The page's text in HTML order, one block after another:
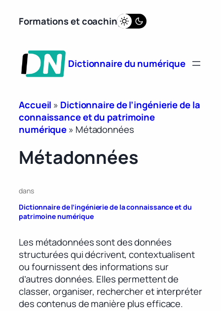
Formations et coaching
Dictionnaire du numérique
Accueil » Dictionnaire de l’ingénierie de la
connaissance et du patrimoine
numérique» Métadonnées
Métadonnées
dans
Dictionnaire de l’ingénierie de la connaissance et du
patrimoine numérique
Les métadonnées sont des données
structurées qui décrivent, contextualisent
ou fournissent des informations sur
d’autres données. Elles permettent de
classer, organiser, rechercher et interpréter
des contenus de manière plus efficace.